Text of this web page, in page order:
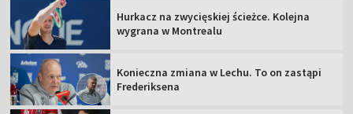
Hurkacz na zwycięskiej ścieżce. Kolejna
wygrana w Montrealu
Konieczna zmiana w Lechu. To on zastąpi
Frederiksena